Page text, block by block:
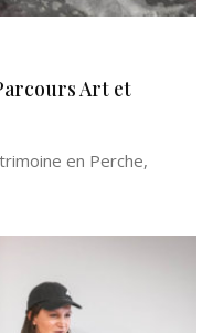
Art et
en Perche,